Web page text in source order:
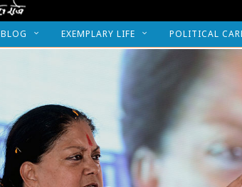
BLOG EXEMPLARY LIFE POLITICAL